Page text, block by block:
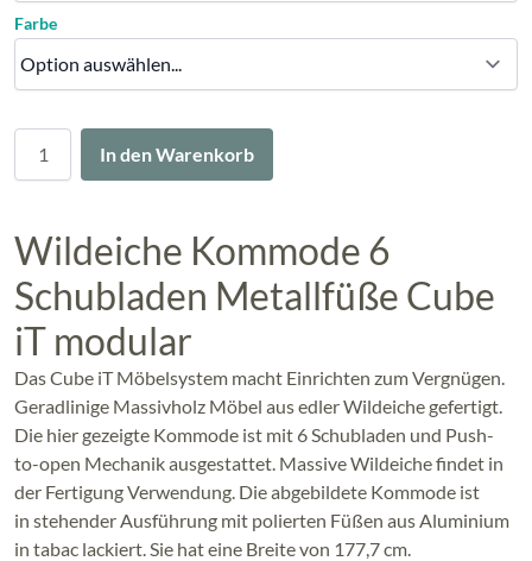
In den Warenkorb
Farbe
Wildeiche Kommode 6
Schubladen Metallfüße Cube
iT modular
Das Cube iT Möbelsystem macht Einrichten zum Vergnügen.
Geradlinige Massivholz Möbel aus edler Wildeiche gefertigt.
Die hier gezeigte Kommode ist mit 6 Schubladen und Push-
to-open Mechanik ausgestattet. Massive Wildeiche findet in
der Fertigung Verwendung. Die abgebildete Kommode ist
in stehender Ausführung mit polierten Füßen aus Aluminium
in tabac lackiert. Sie hat eine Breite von 177,7 cm.